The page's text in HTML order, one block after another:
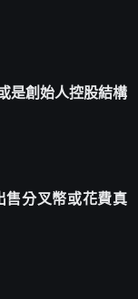
是創始人控股結構
售分叉幣或花費真